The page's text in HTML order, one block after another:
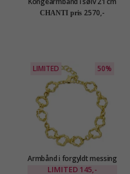
x 4,8 mm
CHANTI pris 2570,-
LIMITED 50%
Armbånd i forgyldt messing
- Eliné
LIMITED 145,-